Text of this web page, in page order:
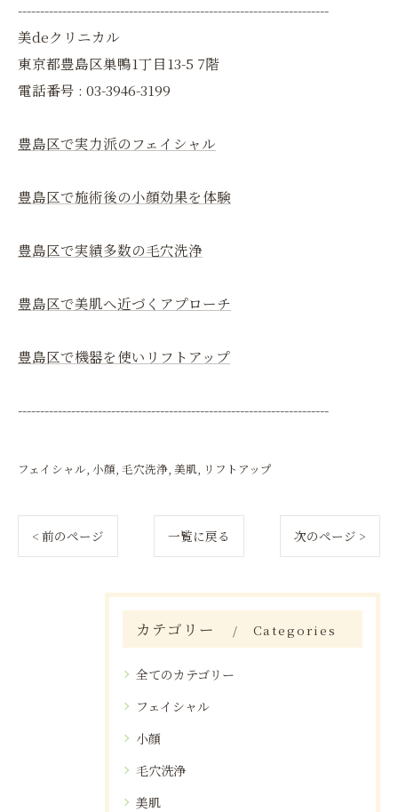
----------------------------------------------------------------------
美deクリニカル
東京都豊島区巣鴨1丁目13-5 7階
電話番号 : 03-3946-3199
豊島区で実力派のフェイシャル
豊島区で施術後の小顔効果を体験
豊島区で実績多数の毛穴洗浄
豊島区で美肌へ近づくアプローチ
豊島区で機器を使いリフトアップ
----------------------------------------------------------------------
フェイシャル 小顔 毛穴洗浄 美肌 リフトアップ
< 前のページ 一覧に戻る 次のページ >
カテゴリー Categories
全てのカテゴリー
フェイシャル
小顔
毛穴洗浄
美肌